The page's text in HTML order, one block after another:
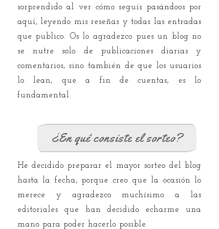
sorprendido al ver cómo seguís pasándoos por
aquí, leyendo mis reseñas y todas las entradas
que publico. Os lo agradezco pues un blog no
se nutre solo de publicaciones diarias y
comentarios, sino también de que los usuarios
lo lean, que a fin de cuentas, es lo
fundamental.
¿En qué consiste el sorteo?
He decidido preparar el mayor sorteo del blog
hasta la fecha, porque creo que la ocasión lo
merece y agradezco muchísimo a las
editoriales que han decidido echarme una
mano para poder hacerlo posible.